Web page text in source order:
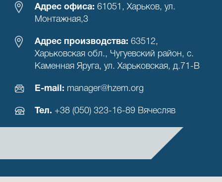
Адрес офиса: 61051, Харьков, ул.
Монтажная,3
Адрес производства: 63512,
Харьковская обл., Чугуевский район, с.
Каменная Яруга, ул. Харьковская, д.71-В
Е-mail: manager@hzem.org
Тел. +38 (050) 323-16-89 Вячесляв